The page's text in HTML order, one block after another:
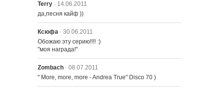
1315 – Во Всем Виновата Лиза
1316 – Уикенд у Бернси
1317 – Жаренный Гамп
Terry · 14.06.2011
да,песня кайф ))
Ксюфа · 30.06.2011
Обожаю эту серию!!!! :)
"моя награда!"
Zombach · 08.07.2011
" More, more, more - Andrea True" Disco 70 )